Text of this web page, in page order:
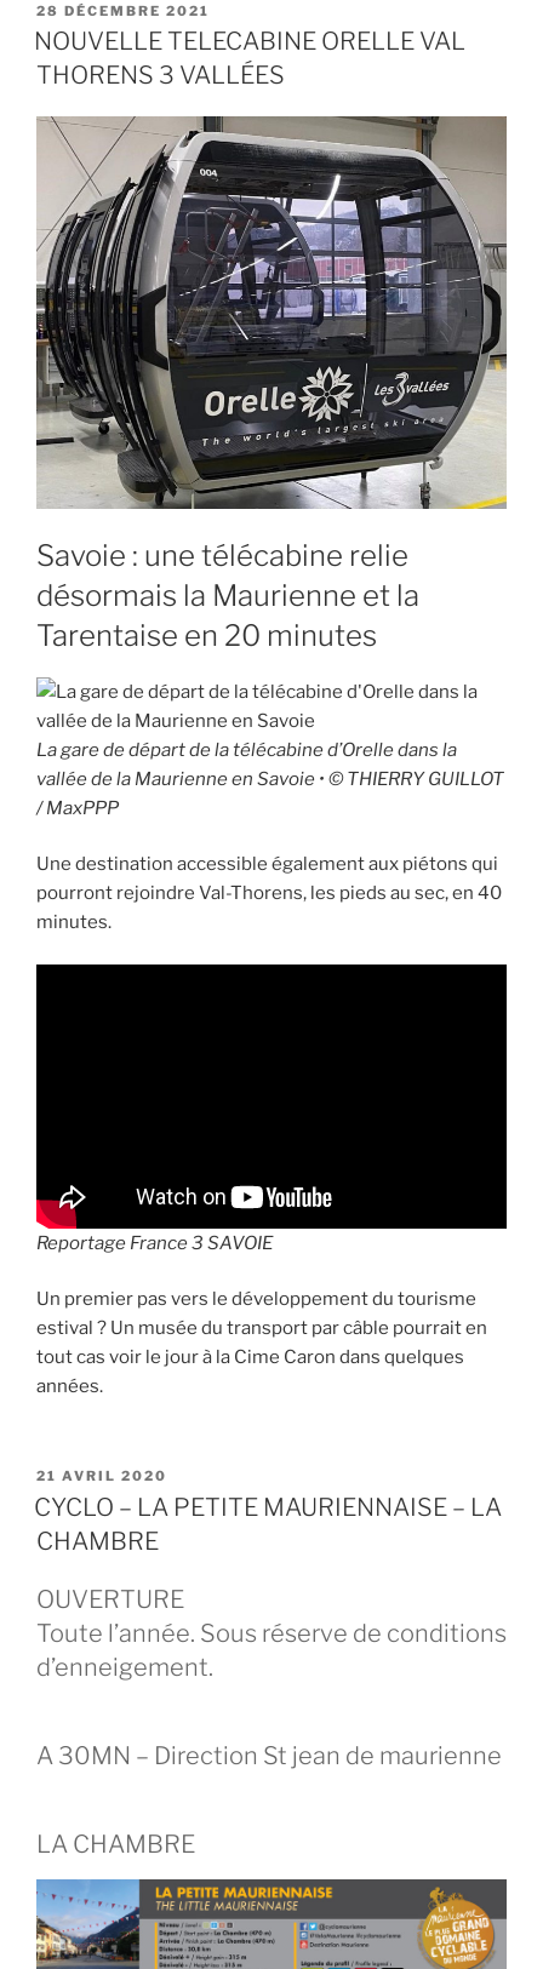
PUBLIÉ
LE
28 DÉCEMBRE 2021
NOUVELLE TELECABINE ORELLE VAL
THORENS 3 VALLÉES
Savoie : une télécabine relie
désormais la Maurienne et la
Tarentaise en 20 minutes
La gare de départ de la télécabine d’Orelle dans la
vallée de la Maurienne en Savoie • © THIERRY GUILLOT
/ MaxPPP
Une destination accessible également aux piétons qui
pourront rejoindre Val-Thorens, les pieds au sec, en 40
minutes.
Reportage France 3 SAVOIE
Un premier pas vers le développement du tourisme
estival ? Un musée du transport par câble pourrait en
tout cas voir le jour à la Cime Caron dans quelques
années.
PUBLIÉ
LE
21 AVRIL 2020
CYCLO – LA PETITE MAURIENNAISE – LA
CHAMBRE
OUVERTURE
Toute l’année. Sous réserve de conditions
d’enneigement.
A 30MN – Direction St jean de maurienne
LA CHAMBRE